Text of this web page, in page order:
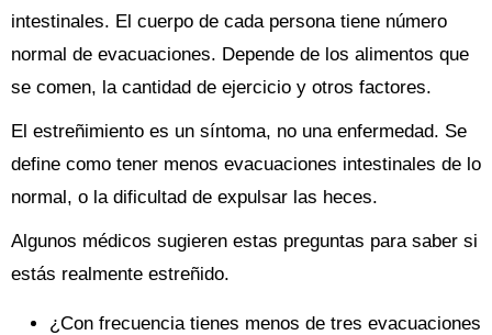
intestinales. El cuerpo de cada persona tiene número
normal de evacuaciones. Depende de los alimentos que
se comen, la cantidad de ejercicio y otros factores.
El estreñimiento es un síntoma, no una enfermedad. Se
define como tener menos evacuaciones intestinales de lo
normal, o la dificultad de expulsar las heces.
Algunos médicos sugieren estas preguntas para saber si
estás realmente estreñido.
¿Con frecuencia tienes menos de tres evacuaciones